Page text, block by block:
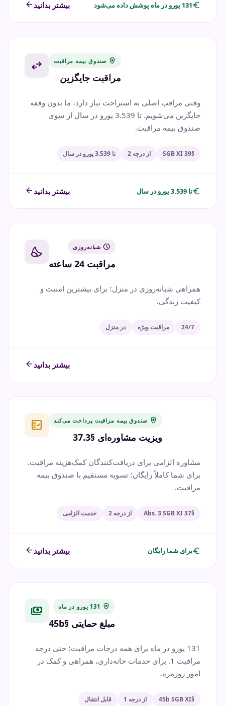
بیشتر بدانید arrow_back euro131 یورو در ماه پوشش داده می‌شود
swap_horiz health_and_safety صندوق بیمه مراقبت
مراقبت جایگزین
وقتی مراقب اصلی به استراحت نیاز دارد، ما بدون وقفه
جایگزین می‌شویم. تا 3.539 یورو در سال از سوی
صندوق بیمه مراقبت.
§39 SGB XI از درجه 2 تا 3.539 یورو در سال
بیشتر بدانید arrow_back euroتا 3.539 یورو در سال
nights_stay scheduleشبانه‌روزی
مراقبت 24 ساعته
همراهی شبانه‌روزی در منزل؛ برای بیشترین امنیت و
کیفیت زندگی.
24/7 مراقبت ویژه در منزل
بیشتر بدانید arrow_back
fact_check health_and_safety صندوق بیمه مراقبت پرداخت می‌کند
ویزیت مشاوره‌ای §37.3
مشاوره الزامی برای دریافت‌کنندگان کمک‌هزینه مراقبت.
برای شما کاملاً رایگان؛ تسویه مستقیم با صندوق بیمه
مراقبت.
§37 Abs. 3 SGB XI از درجه 2 خدمت الزامی
بیشتر بدانید arrow_back euroبرای شما رایگان
payments health_and_safety
مبلغ حمایتی §45b
131 یورو در ماه برای همه درجات مراقبت؛ حتی درجه
مراقبت 1. برای خدمات خانه‌داری، همراهی و کمک در
امور روزمره.
§45b SGB XI از درجه 1 قابل انتقال